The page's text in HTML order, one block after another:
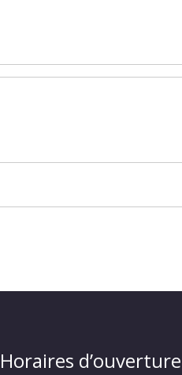
Horaires